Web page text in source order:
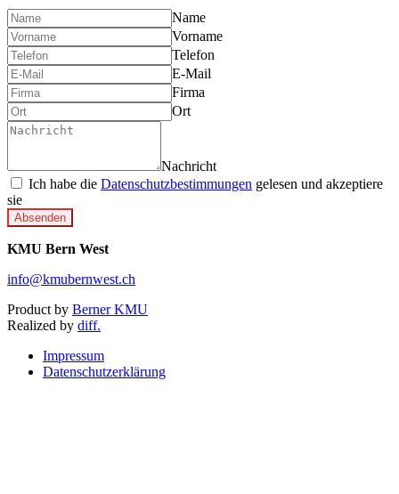
Name
Vorname
Telefon
E-Mail
Firma
Ort
Nachricht
Ich habe die Datenschutzbestimmungen gelesen und akzeptiere
sie
Absenden
KMU Bern West
info@kmubernwest.ch
Product by Berner KMU
Realized by diff.
Impressum
Datenschutzerklärung